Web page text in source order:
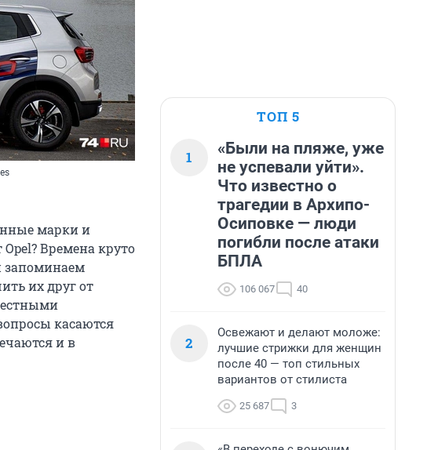
марки и
Времена круто
запоминаем
их друг от
касаются
и в
ТОП 5
1
«Были на пляже, уже
не успевали уйти».
Что известно о
трагедии в Архипо-
Осиповке — люди
погибли после атаки
БПЛА
106 067 40
2
Освежают и делают моложе:
лучшие стрижки для женщин
после 40 — топ стильных
вариантов от стилиста
25 687 3